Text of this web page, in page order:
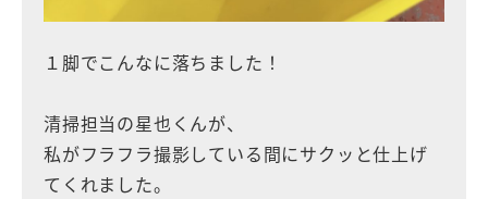
１脚でこんなに落ちました！
清掃担当の星也くんが、
私がフラフラ撮影している間にサクッと仕上げ
てくれました。